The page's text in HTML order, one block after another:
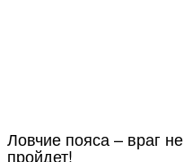
Ловчие пояса – враг не
пройдет!